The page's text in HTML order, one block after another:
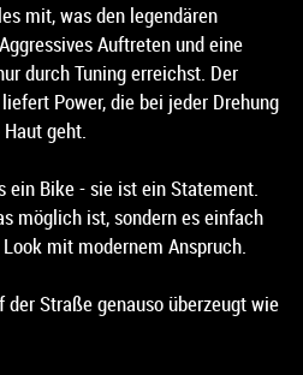
mit, was den legendären
Auftreten und eine
durch Tuning erreichst. Der
Power, die bei jeder Drehung
geht.
ein Bike - sie ist ein Statement.
möglich ist, sondern es einfach
mit modernem Anspruch.
der Straße genauso überzeugt wie